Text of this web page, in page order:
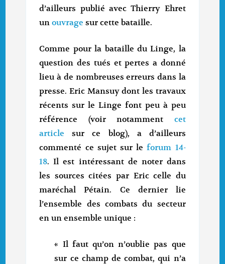
d’ailleurs publié avec Thierry Ehret
unouvragesur cette bataille.
Comme pour la bataille du Linge, la
question des tués et pertes a donné
lieu à de nombreuses erreurs dans la
presse. Eric Mansuy dont les travaux
récents sur le Linge font peu à peu
référence (voir notamment cet
article sur ce blog), a d’ailleurs
commenté ce sujet sur leforum 14-
18. Il est intéressant de noter dans
les sources citées par Eric celle du
maréchal Pétain. Ce dernier lie
l’ensemble des combats du secteur
en un ensemble unique :
« Il faut qu’on n’oublie pas que
sur ce champ de combat, qui n’a